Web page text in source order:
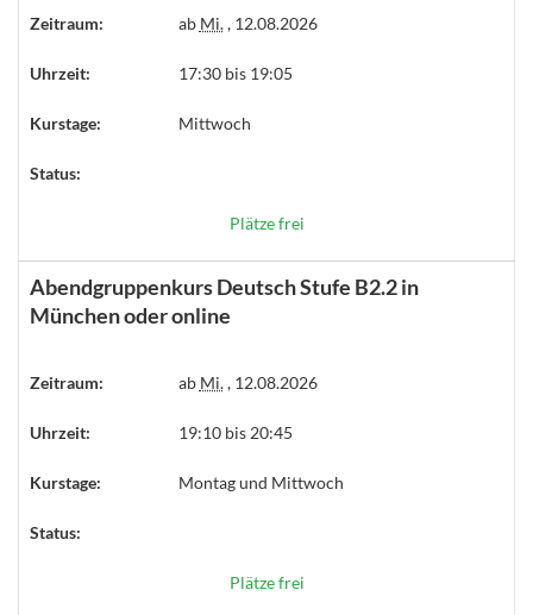
Zeitraum: ab Mi., 12.08.2026
Uhrzeit: 17:30 bis 19:05
Kurstage: Mittwoch
Status:
Plätze frei
Abendgruppenkurs Deutsch Stufe B2.2 in
München oder online
Zeitraum: ab Mi., 12.08.2026
Uhrzeit: 19:10 bis 20:45
Kurstage: Montag und Mittwoch
Status:
Plätze frei